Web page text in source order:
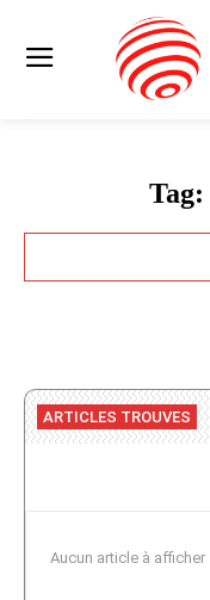
Tag:
ARTICLES TROUVES
Aucun article à afficher